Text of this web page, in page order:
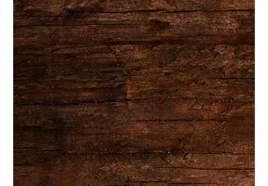
Les Gourmets vous invite à redécouvrir la joie de la
gastronomie artisanale. De nos fromages sélectionnés aux
charcuteries délicieuses, chaque détail est conçu pour
émerveiller.
Navigation